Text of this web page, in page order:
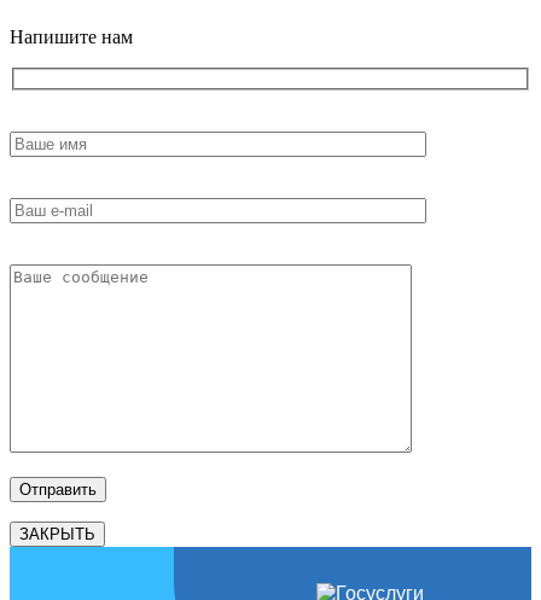
Напишите нам
ЗАКРЫТЬ